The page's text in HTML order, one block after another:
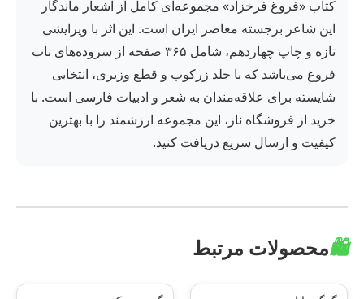
کتاب «فروغ فرخزاد» مجموعه‌ای کامل از اشعار ماندگار
این شاعر برجسته معاصر ایران است. این اثر با ویرایشی
تازه و چاپ چهاردهم، شامل ۳۶۵ صفحه از سروده‌های ناب
فروغ می‌باشد که با جلد زرکوب و قطع وزیری، انتخابی
شایسته برای علاقه‌مندان به شعر و ادبیات فارسی است. با
خرید از فروشگاه ناز، این مجموعه ارزشمند را با بهترین
کیفیت و ارسال سریع دریافت کنید.
🛍️محصولات مرتبط